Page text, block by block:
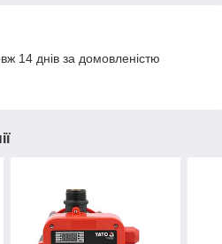
14 днів за домовленістю